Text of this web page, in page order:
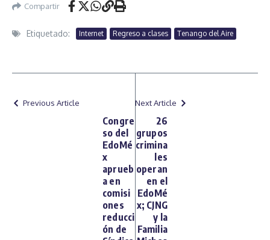
Compartir
Etiquetado: Internet Regreso a clases Tenango del Aire
Previous Article
Congre
so del
EdoMé
x
aprueb
a en
comisi
ones
reducci
ón de
Next Article
26
grupos
crimina
les
operan
en el
EdoMé
x; CJNG
y la
Familia